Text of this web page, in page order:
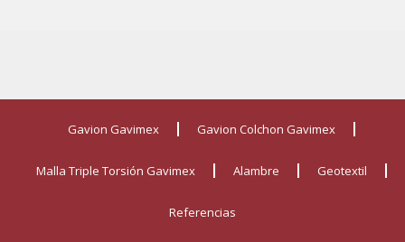
Gavion Gavimex Gavion Colchon Gavimex
Malla Triple Torsión Gavimex Alambre Geotextil
Referencias